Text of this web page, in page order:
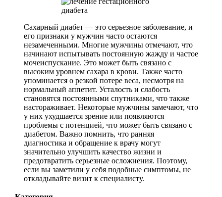
Сахарный диабет — это серьезное заболевание, и
его признаки у мужчин часто остаются
незамеченными. Многие мужчины отмечают, что
начинают испытывать постоянную жажду и частое
мочеиспускание. Это может быть связано с
высоким уровнем сахара в крови. Также часто
упоминается о резкой потере веса, несмотря на
нормальный аппетит. Усталость и слабость
становятся постоянными спутниками, что также
настораживает. Некоторые мужчины замечают, что
у них ухудшается зрение или появляются
проблемы с потенцией, что может быть связано с
диабетом. Важно помнить, что ранняя
диагностика и обращение к врачу могут
значительно улучшить качество жизни и
предотвратить серьезные осложнения. Поэтому,
если вы заметили у себя подобные симптомы, не
откладывайте визит к специалисту.